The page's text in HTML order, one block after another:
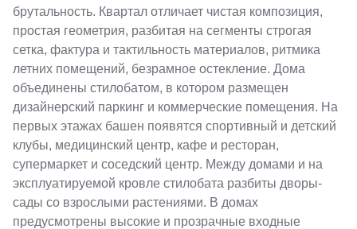
брутальность. Квартал отличает чистая композиция,
простая геометрия, разбитая на сегменты строгая
сетка, фактура и тактильность материалов, ритмика
летних помещений, безрамное остекление. Дома
объединены стилобатом, в котором размещен
дизайнерский паркинг и коммерческие помещения. На
первых этажах башен появятся спортивный и детский
клубы, медицинский центр, кафе и ресторан,
супермаркет и соседский центр. Между домами и на
эксплуатируемой кровле стилобата разбиты дворы-
сады со взрослыми растениями. В домах
предусмотрены высокие и прозрачные входные